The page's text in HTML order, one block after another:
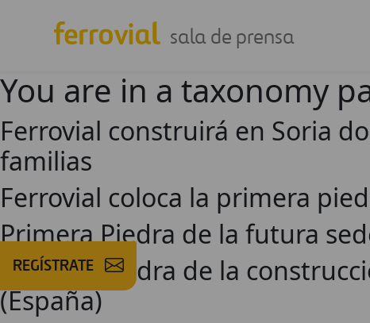
sala de prensa
REGÍSTRATE
You are in a taxonomy
Ferrovial construirá en Soria
familias
Ferrovial coloca la primera
Primera Piedra de la futura
Primera piedra de la
(España)